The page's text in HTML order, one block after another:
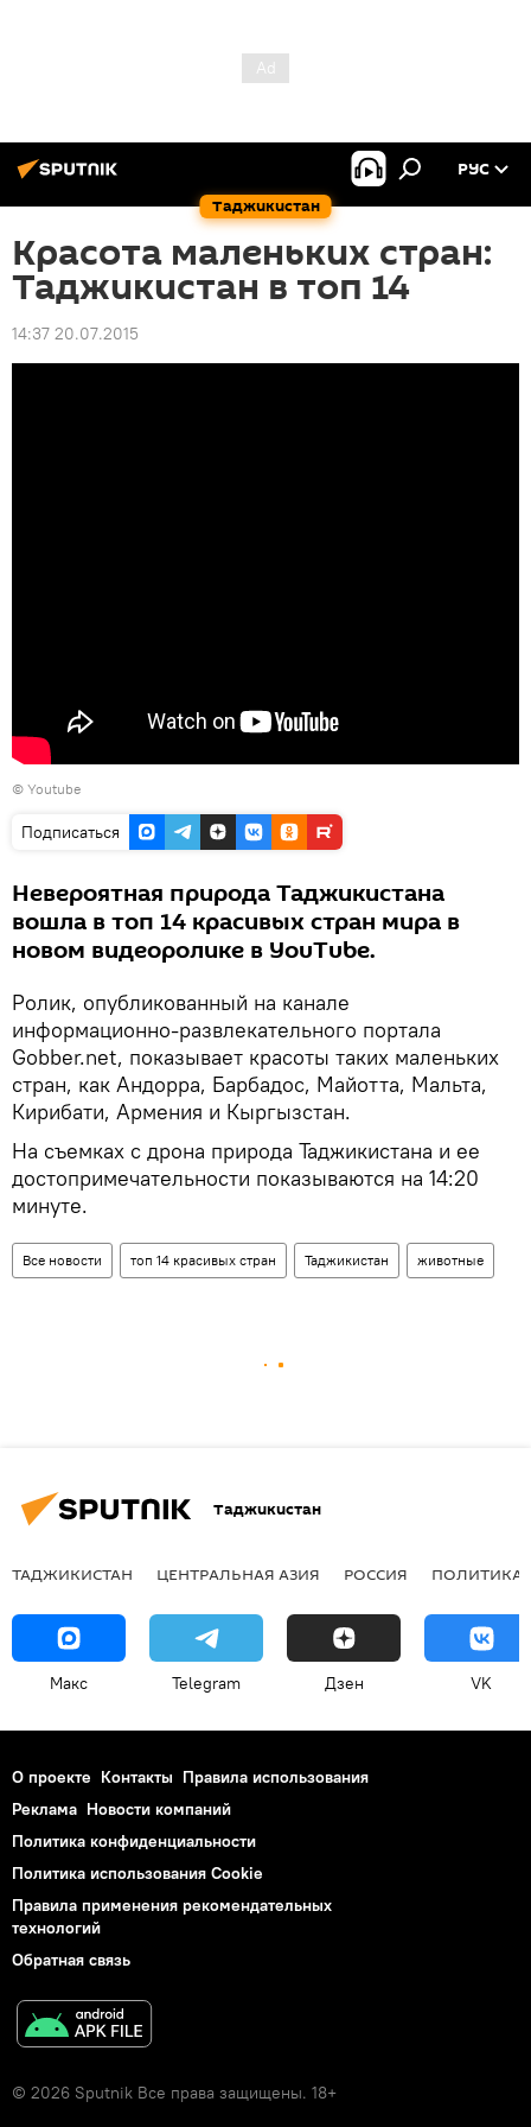
Таджикистан
РУС
Красота маленьких стран:
Таджикистан в топ 14
14:37 20.07.2015
© Youtube
Подписаться
Невероятная природа Таджикистана
вошла в топ 14 красивых стран мира в
новом видеоролике в YouTube.
Ролик, опубликованный на канале
информационно-развлекательного портала
Gobber.net, показывает красоты таких маленьких
стран, как Андорра, Барбадос, Майотта, Мальта,
Кирибати, Армения и Кыргызстан.
На съемках с дрона природа Таджикистана и ее
достопримечательности показываются на 14:20
минуте.
Все новости топ 14 красивых стран Таджикистан животные
Таджикистан
ТАДЖИКИСТАН ЦЕНТРАЛЬНАЯ АЗИЯ РОССИЯ ПОЛИТИКА
Макс Telegram Дзен VK
О проекте Контакты Правила использования
Реклама Новости компаний
Политика конфиденциальности
Политика использования Cookie
Правила применения рекомендательных
технологий
Обратная связь
© 2026 Sputnik Все права защищены. 18+